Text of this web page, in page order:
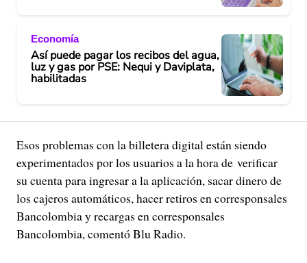
Economía
Así puede pagar los recibos del agua,
luz y gas por PSE: Nequi y Daviplata,
habilitadas
Esos problemas con la billetera digital están siendo
experimentados por los usuarios a la hora de verificar
su cuenta para ingresar a la aplicación, sacar dinero de
los cajeros automáticos, hacer retiros en corresponsales
Bancolombia y recargas en corresponsales
Bancolombia, comentó Blu Radio.